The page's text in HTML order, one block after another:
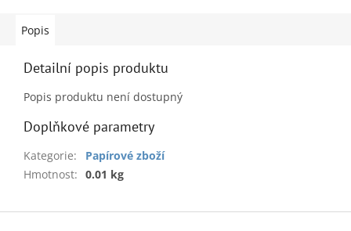
Popis
Detailní popis produktu
Popis produktu není dostupný
Doplňkové parametry
Kategorie:
Papírové zboží
Hmotnost: 0.01 kg